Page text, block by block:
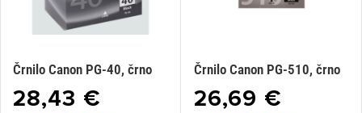
Črnilo Canon PG-40, črno
28,43 €
Črnilo Canon PG-510, črno
26,69 €